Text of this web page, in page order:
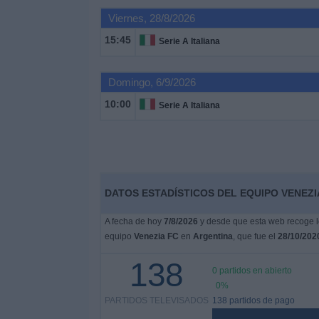
Viernes, 28/8/2026
15:45 Serie A Italiana
Domingo, 6/9/2026
10:00 Serie A Italiana
DATOS ESTADÍSTICOS DEL EQUIPO
A fecha de hoy 7/8/2026 y desde que esta web recoge
equipo Venezia FC en Argentina, que fue el 28/10/
138
PARTIDOS TELEVISADOS
0 partidos en abierto
0%
138 partidos de pago